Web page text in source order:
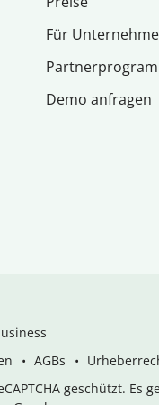
Für
Demo anfragen
AGBs
geschützt.